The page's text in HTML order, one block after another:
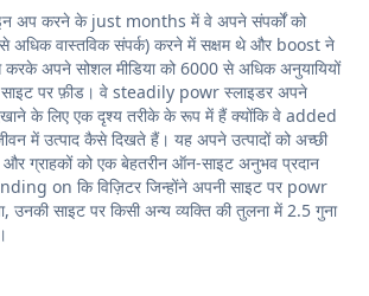
अप करने के just months में वे अपने संपर्कों को
वास्तविक संपर्क) करने में सक्षम थे और boost ने
अपने सोशल मीडिया को 6000 से अधिक अनुयायियों
साइट पर फ़ीड। वे steadily powr स्लाइडर अपने
के लिए एक दृश्य तरीके के रूप में हैं क्योंकि वे added
में उत्पाद कैसे दिखते हैं। यह अपने उत्पादों को अच्छी
और ग्राहकों को एक बेहतरीन ऑन-साइट अनुभव प्रदान
on कि विज़िटर जिन्होंने अपनी साइट पर powr
उनकी साइट पर किसी अन्य व्यक्ति की तुलना में 2.5 गुना